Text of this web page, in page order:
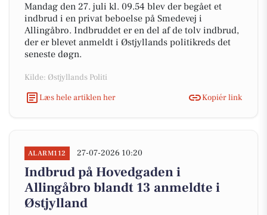
Mandag den 27. juli kl. 09.54 blev der begået et
indbrud i en privat beboelse på Smedevej i
Allingåbro. Indbruddet er en del af de tolv indbrud,
der er blevet anmeldt i Østjyllands politikreds det
seneste døgn.
Kilde: Østjyllands Politi
Læs hele artiklen her
Kopiér link
ALARM112 27-07-2026 10:20
Indbrud på Hovedgaden i
Allingåbro blandt 13 anmeldte i
Østjylland